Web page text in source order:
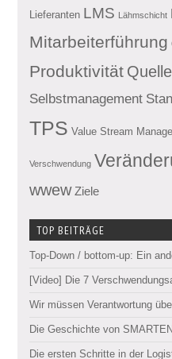
Lieferanten LMS Lähmschicht
Mitarbeiterführung
Produktivität
Selbstmanagement
TPS Value Stream
Verschwendung
wwew Ziele
TOP BEITRÄGE
Top-Down / bottom-up: Ein
[Video] Die 7
Wir müssen Verantwortung
Die Geschichte von
Die ersten Schritte in der